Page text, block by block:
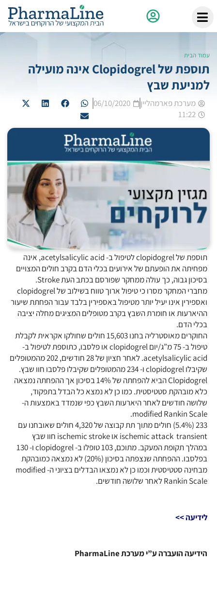
עמוד הבית
תוספת של Clopidogrel אינה מועילה
למניעת שבץ
מערכת פארמהליין
06/10/2020
11:22
תוספת של clopidogrel לטיפול ב- acetylsalicylic acid, אינה
מפחיתה את הופעתם של אירועים בכלי הדם בקרב חולים המצויים
בסיכון גבוה, כך עולה ממחקר שפורסם בכתב העת Stroke.
מחברי המחקר מסרו כי טיפול ארוך טווח בשילוב של clopidogrel
ואספירין אינו יעיל יותר מטיפול באספירין בלבד עבור הפחתת שיעור
ההיארעות או חומרת השבץ בקרב מטופלים המציגים מחלה יציבה
בכלי הדם.
החוקרים מאוסטרליה בחנו 15,603 חולים שחולקו אקראית לקבלת
טיפול ב- 75 מ”ג/יום clopidogrel או פלסבו, כתוספת לטיפול ב-
acetylsalicylic acid. לאחר חציון של 28 חודשים, 202 מהמטופלים
שקיבלו clopidogrel ו- 234 מהמטופלים שקיבלו פלסבו חוו שבץ.
Clopidogrel הביא להפחתה של 14% בסיכון אך ההפחתה נמצאה
כלא מובהקת סטטיסטית. כמו כן לא נמצא כל הבדל בתפקוד,
שלושה חודשים לאחר היארעות השבץ כפי שנמדד באמצעות ה-
modified Rankin Scale.
233 (5.4%) חולים מתוך תת קבוצה של 4,320 חולים שאובחנו עם
ischemic attack transient או ischemic stroke חוו שבץ
במהלך תקופת המעקב. מתוכם, 103 טופלו ב- clopidogrel ו- 130
בפלסבו. ההפחתה שנצפתה בסיכון (20%) לא נמצאה כמובהקת
מבחינה סטטיסטית וכמו כן לא נמצאו הבדלים בציוני ה- modified
Rankin Scale לאחר שלושה חודשים.
לידיעה >>
הידיעה הועברה ע”י מערכת PharmaLine